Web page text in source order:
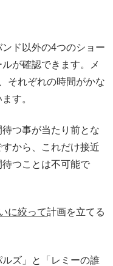
ド以外の4つのショー
が確認できます。メ
それぞれの時間がかな
す。
つ事が当たり前とな
から、これだけ接近
つことは不可能で
に絞って計画を立てる
ズ」と「レミーの誰